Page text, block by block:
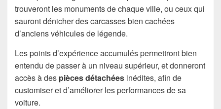
trouveront les monuments de chaque ville, ou ceux qui
sauront dénicher des carcasses bien cachées
d’anciens véhicules de légende.
Les points d’expérience accumulés permettront bien
entendu de passer à un niveau supérieur, et donneront
accès à des pièces détachées inédites, afin de
customiser et d’améliorer les performances de sa
voiture.